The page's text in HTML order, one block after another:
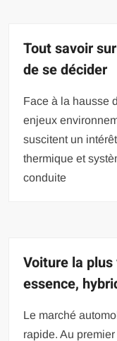
Tout savoir
de se décider
Face à la hausse
enjeux
suscitent un
thermique et
conduite
Voiture la plus
essence,
Le marché
rapide. Au